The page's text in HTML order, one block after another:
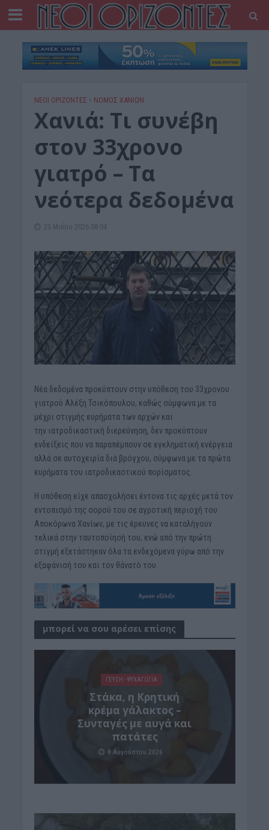
ΝΕΟΙ ΟΡΙΖΟΝΤΕΣ • ΝΟΜΌΣ ΧΑΝΊΩΝ
Xανιά: Τι συνέβη
στον 33χρονο
γιατρό – Τα
νεότερα δεδομένα
23 Μαΐου 2026 08:04
Νέα δεδομένα προκύπτουν στην υπόθεση του 33χρονου
γιατρού Αλέξη Τσικόπουλου, καθώς σύμφωνα με τα
μέχρι στιγμής ευρήματα των αρχών και
την ιατροδικαστική διερεύνηση, δεν προκύπτουν
ενδείξεις που να παραπέμπουν σε εγκληματική ενέργεια
αλλά σε αυτοχειρία διά βρόγχου, σύμφωνα με τα πρώτα
ευρήματα του ιατροδικαστικού πορίσματος.
Η υπόθεση είχε απασχολήσει έντονα τις αρχές μετά τον
εντοπισμό της σορού του σε αγροτική περιοχή του
Αποκόρωνα Χανίων, με τις έρευνες να καταλήγουν
τελικά στην ταυτοποίησή του, ενώ από την πρώτη
στιγμή εξετάστηκαν όλα τα ενδεχόμενα γύρω από την
εξαφάνισή του και τον θάνατό του.
μπορεί να σου αρέσει επίσης
ΓΕΎΣΗ - ΨΥΧΑΓΩΓΊΑ
Στάκα, η Κρητική
κρέμα γάλακτος –
Συνταγές με αυγά και
πατάτες
8 Αυγούστου 2026